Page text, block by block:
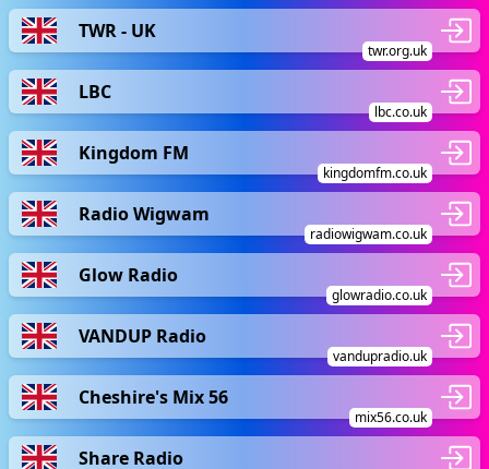
TWR - UK
twr.org.uk
LBC
lbc.co.uk
Kingdom FM
kingdomfm.co.uk
Radio Wigwam
radiowigwam.co.uk
Glow Radio
glowradio.co.uk
VANDUP Radio
vandupradio.uk
Cheshire's Mix 56
mix56.co.uk
Share Radio